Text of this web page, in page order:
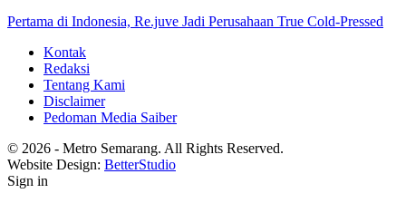
Pertama di Indonesia, Re.juve Jadi Perusahaan True Cold-Pressed
Kontak
Redaksi
Tentang Kami
Disclaimer
Pedoman Media Saiber
© 2026 - Metro Semarang. All Rights Reserved.
Website Design: BetterStudio
Sign in